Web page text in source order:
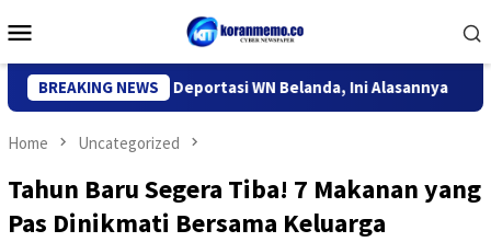
to
Menu
BREAKING NEWS
Kediri Deportasi WN Belanda, Ini Alasannya
Home Uncategorized
Tahun Baru Segera Tiba! 7 Makanan yang
Pas Dinikmati Bersama Keluarga